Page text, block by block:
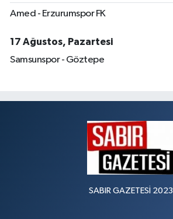
Amed - Erzurumspor FK
17 Ağustos, Pazartesi
Samsunspor - Göztepe
SABIR GAZETESİ 2023